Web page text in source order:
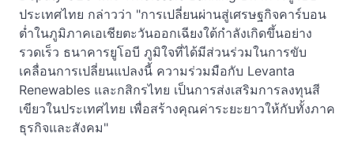
ประเทศไทย กล่าวว่า "การเปลี่ยนผ่านสู่เศรษฐกิจคาร์บอน
ต่ำในภูมิภาคเอเชียตะวันออกเฉียงใต้กำลังเกิดขึ้นอย่าง
รวดเร็ว ธนาคารยูโอบี ภูมิใจที่ได้มีส่วนร่วมในการขับ
เคลื่อนการเปลี่ยนแปลงนี้ ความร่วมมือกับ Levanta
Renewables และกสิกรไทย เป็นการส่งเสริมการลงทุนสี
เขียวในประเทศไทย เพื่อสร้างคุณค่าระยะยาวให้กับทั้งภาค
ธุรกิจและสังคม"